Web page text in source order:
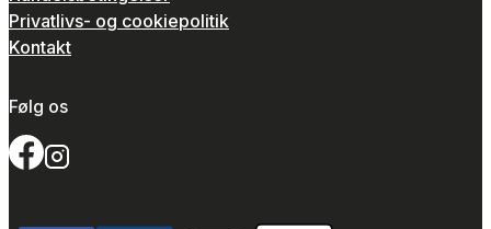
Privatlivs- og cookiepolitik
Kontakt
Følg os